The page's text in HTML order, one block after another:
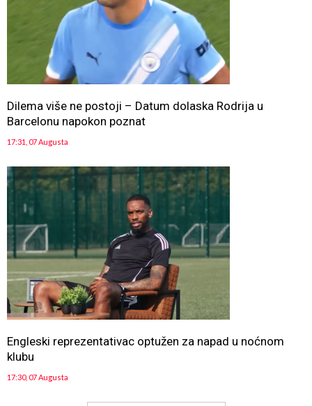
Dilema više ne postoji – Datum dolaska Rodrija u
Barcelonu napokon poznat
17:31, 07 Augusta
Engleski reprezentativac optužen za napad u noćnom
klubu
17:30, 07 Augusta